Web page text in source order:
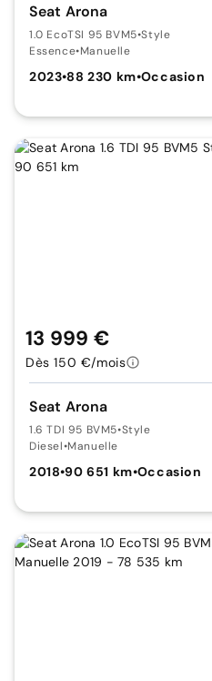
Seat Arona
1.0 EcoTSI 95 BVM5•Style
Essence•Manuelle
2023•88 230 km•Occasion
Seat Arona
1.6 TDI 95 BVM5•Style
Diesel•Manuelle
2018•90 651 km•Occasion
13 999 €
Dès 150 €/mois